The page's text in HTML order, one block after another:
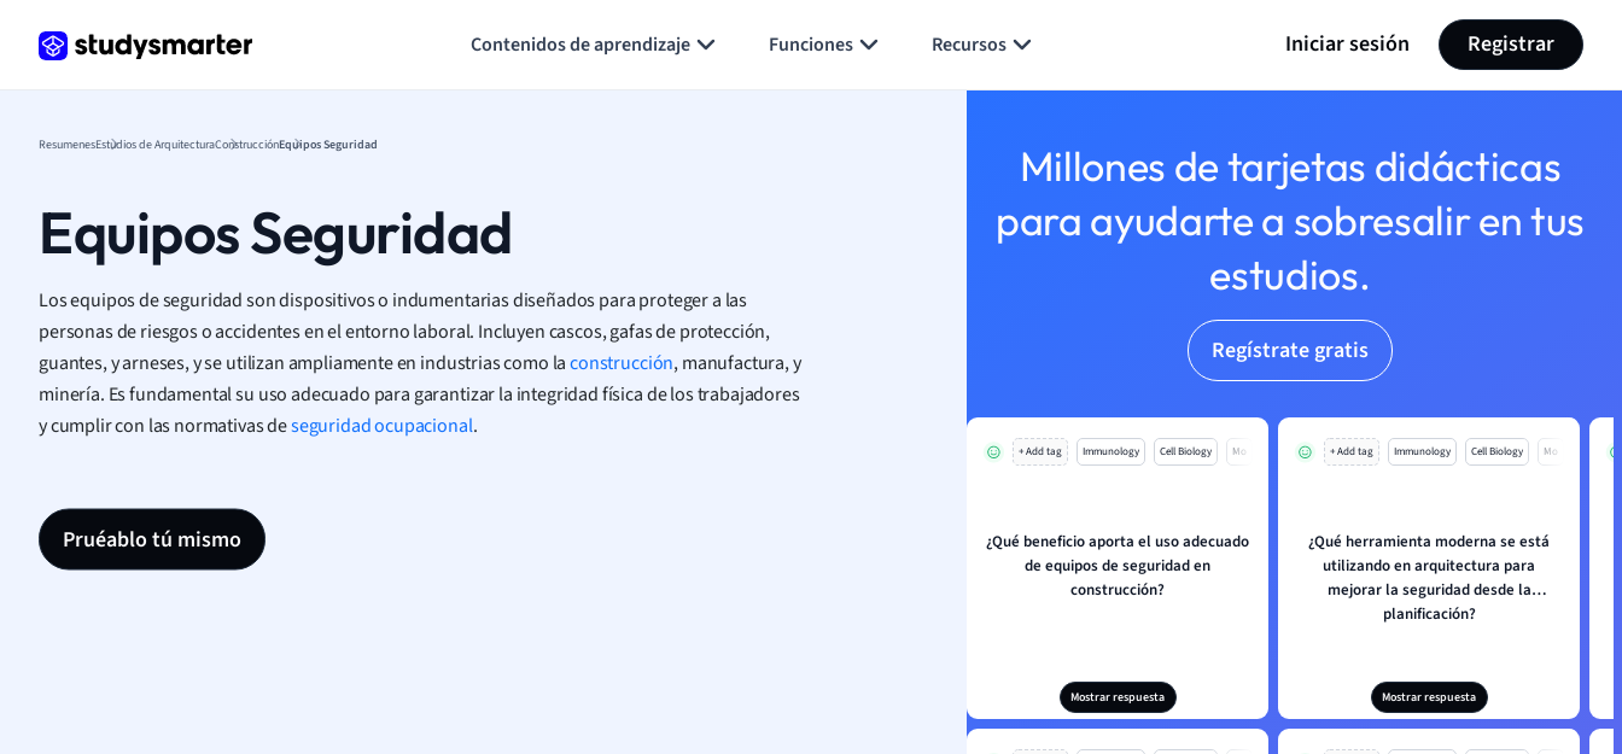
Contenidos de aprendizaje Funciones Recursos Iniciar sesión Registrar
ResumenesEstudios de ArquitecturaConstrucciónEquipos Seguridad
Equipos Seguridad
Los equipos de seguridad son dispositivos o indumentarias diseñados para proteger a las
personas de riesgos o accidentes en el entorno laboral. Incluyen cascos, gafas de protección,
guantes, y arneses, y se utilizan ampliamente en industrias como laconstrucción, manufactura, y
minería. Es fundamental su uso adecuado para garantizar la integridad física de los trabajadores
y cumplir con las normativas deseguridad ocupacional.
Pruéablo tú mismo
Millones de tarjetas didácticas
para ayudarte a sobresalir en tus
estudios.
Regístrate gratis
+ Add tag Immunology Cell Biology Mo
¿Qué beneficio aporta el uso adecuado
de equipos de seguridad en
construcción?
Mostrar respuesta
+ Add tag Immunology Cell Biology Mo
¿Qué herramienta moderna se está
utilizando en arquitectura para
mejorar la seguridad desde la
planificación?
Mostrar respuesta